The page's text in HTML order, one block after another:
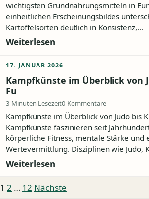
wichtigsten Grundnahrungsmitteln in
einheitlichen Erscheinungsbildes
Kartoffelsorten deutlich in Konsistenz,...
Weiterlesen
17. JANUAR 2026
Kampfkünste im Überblick von
Fu
3 Minuten Lesezeit0 Kommentare
Kampfkünste im Überblick von Judo bis
Kampfkünste faszinieren seit
körperliche Fitness, mentale Stärke und
Wertevermittlung. Disziplinen wie Judo,
Weiterlesen
Seitennummerierung
1 2 … 12 Nächste